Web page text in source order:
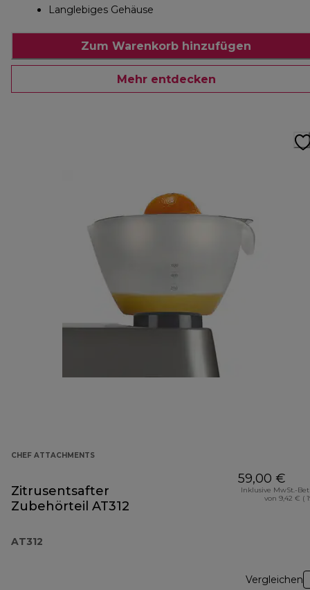
Langlebiges Gehäuse
Zum Warenkorb hinzufügen
Mehr entdecken
CHEF ATTACHMENTS
Zitrusentsafter
Zubehörteil AT312
AT312
59,00 €
Inklusive MwSt.-
von 9,42 € (
Vergleichen